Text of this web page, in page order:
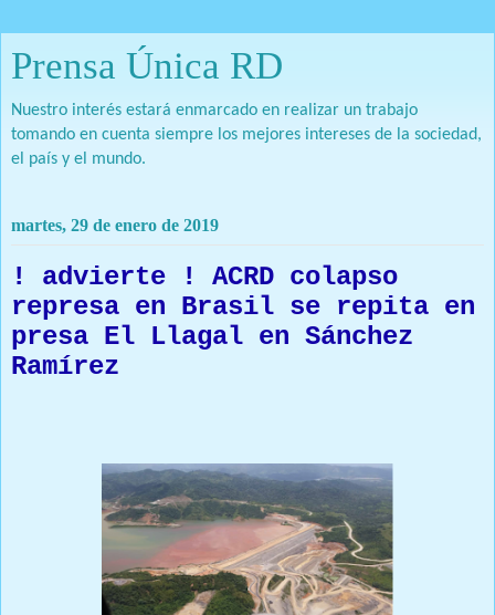
Prensa Única RD
Nuestro interés estará enmarcado en realizar un trabajo
tomando en cuenta siempre los mejores intereses de la sociedad,
el país y el mundo.
martes, 29 de enero de 2019
! advierte ! ACRD colapso
represa en Brasil se repita en
presa El Llagal en Sánchez
Ramírez